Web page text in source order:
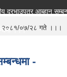
आब्हान
।।।
२०८१/०७/२८ गते ।।।
-